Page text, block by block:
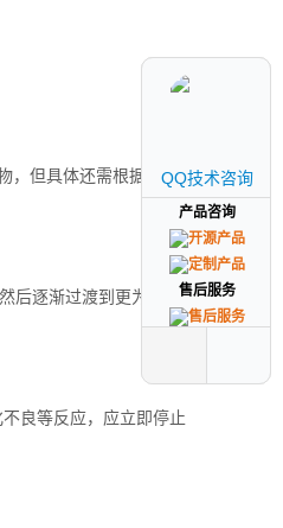
，但具体还需根据私人代
后逐渐过渡到更为复杂的
良等反应，应立即停止
QQ技术咨询
产品咨询
售后服务
QQ技术咨询
产品咨询
售后服务